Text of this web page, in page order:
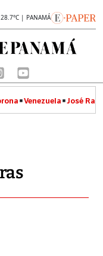
| PANAMÁ
Venezuela José